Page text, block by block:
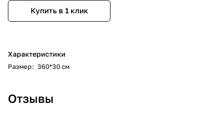
Купить в 1 клик
Характеристики
Размер: 360*30 см
Отзывы